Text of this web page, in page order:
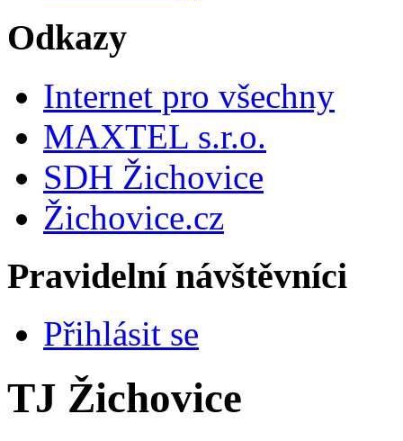
Odkazy
Internet pro všechny
MAXTEL s.r.o.
SDH Žichovice
Žichovice.cz
Pravidelní návštěvníci
Přihlásit se
TJ Žichovice